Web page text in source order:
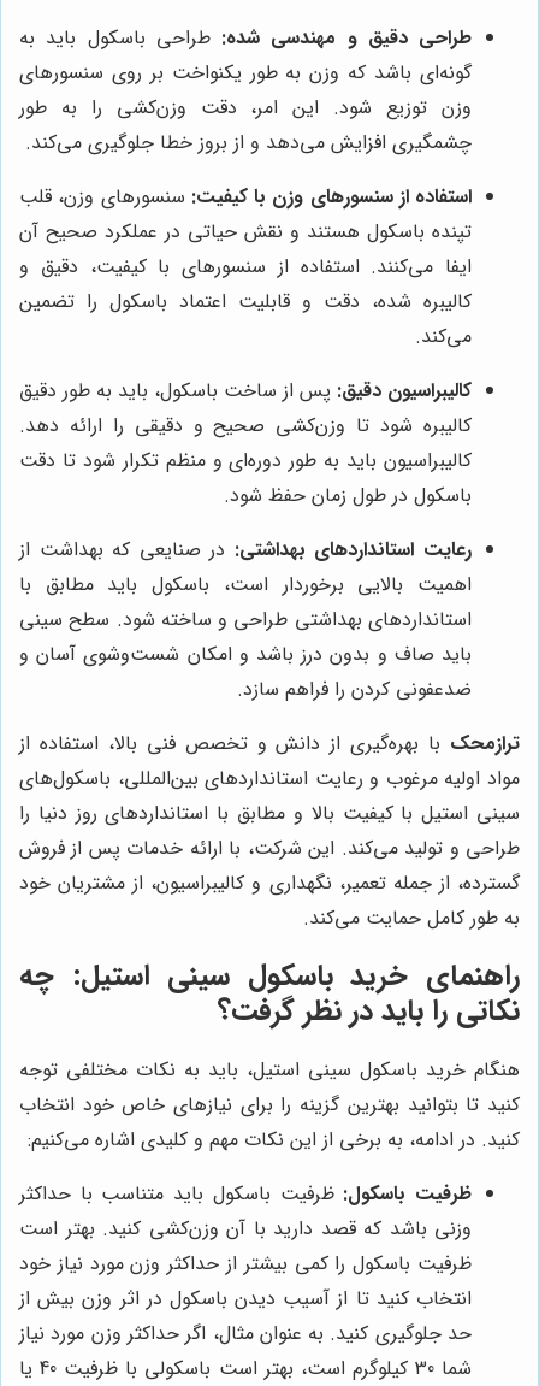
طراحی دقیق و مهندسی شده: طراحی باسکول باید به
گونه‌ای باشد که وزن به طور یکنواخت بر روی سنسورهای
وزن توزیع شود. این امر، دقت وزن‌کشی را به طور
چشمگیری افزایش می‌دهد و از بروز خطا جلوگیری می‌کند.
استفاده از سنسورهای وزن با کیفیت: سنسورهای وزن، قلب
تپنده باسکول هستند و نقش حیاتی در عملکرد صحیح آن
ایفا می‌کنند. استفاده از سنسورهای با کیفیت، دقیق و
کالیبره شده، دقت و قابلیت اعتماد باسکول را تضمین
می‌کند.
کالیبراسیون دقیق: پس از ساخت باسکول، باید به طور دقیق
کالیبره شود تا وزن‌کشی صحیح و دقیقی را ارائه دهد.
کالیبراسیون باید به طور دوره‌ای و منظم تکرار شود تا دقت
باسکول در طول زمان حفظ شود.
رعایت استانداردهای بهداشتی: در صنایعی که بهداشت از
اهمیت بالایی برخوردار است، باسکول باید مطابق با
استانداردهای بهداشتی طراحی و ساخته شود. سطح سینی
باید صاف و بدون درز باشد و امکان شست‌وشوی آسان و
ضدعفونی کردن را فراهم سازد.
ترازمحک با بهره‌گیری از دانش و تخصص فنی بالا، استفاده از
مواد اولیه مرغوب و رعایت استانداردهای بین‌المللی، باسکول‌های
سینی استیل با کیفیت بالا و مطابق با استانداردهای روز دنیا را
طراحی و تولید می‌کند. این شرکت، با ارائه خدمات پس از فروش
گسترده، از جمله تعمیر، نگهداری و کالیبراسیون، از مشتریان خود
به طور کامل حمایت می‌کند.
راهنمای خرید باسکول سینی استیل: چه
نکاتی را باید در نظر گرفت؟
هنگام خرید باسکول سینی استیل، باید به نکات مختلفی توجه
کنید تا بتوانید بهترین گزینه را برای نیازهای خاص خود انتخاب
کنید. در ادامه، به برخی از این نکات مهم و کلیدی اشاره می‌کنیم:
ظرفیت باسکول: ظرفیت باسکول باید متناسب با حداکثر
وزنی باشد که قصد دارید با آن وزن‌کشی کنید. بهتر است
ظرفیت باسکول را کمی بیشتر از حداکثر وزن مورد نیاز خود
انتخاب کنید تا از آسیب دیدن باسکول در اثر وزن بیش از
حد جلوگیری کنید. به عنوان مثال، اگر حداکثر وزن مورد نیاز
شما 30 کیلوگرم است، بهتر است باسکولی با ظرفیت 40 یا